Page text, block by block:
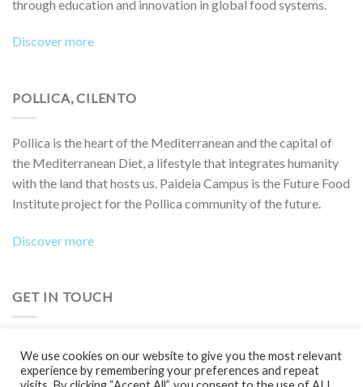
through education and innovation in global food systems.
Discover more
POLLICA, CILENTO
Pollica is the heart of the Mediterranean and the capital of
the Mediterranean Diet, a lifestyle that integrates humanity
with the land that hosts us. Paideia Campus is the Future Food
Institute project for the Pollica community of the future.
Discover more
GET IN TOUCH
participate in a Boot Camp or simply learn more?
We use cookies on our website to give you the most relevant
experience by remembering your preferences and repeat